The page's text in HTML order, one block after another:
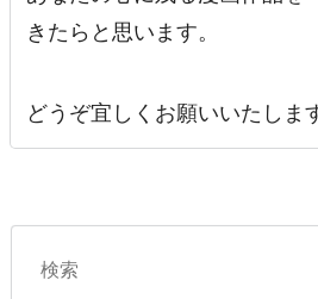
きたらと思います。
どうぞ宜しくお願いいたしま